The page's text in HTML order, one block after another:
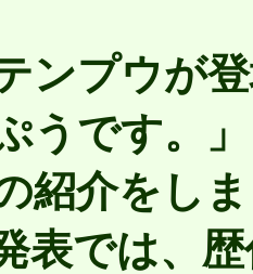
ンプウが
うです。
紹介をし
表では、